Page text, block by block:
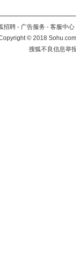
招聘 - 广告服务 - 客服中心
©2018
搜狐不良信息举